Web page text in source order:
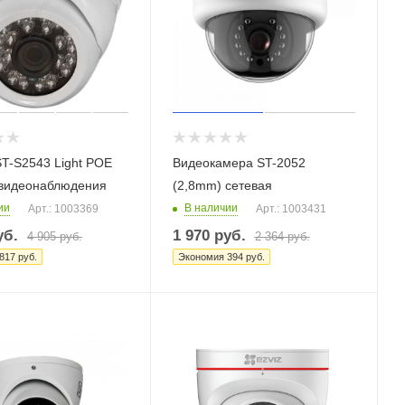
S2543 Light POE
Арт.: 1003369
4 905руб.
817 руб.
Видеокамера ST-2052
(2,8mm) сетевая
В наличии Арт.: 1003431
1 970руб. 2 364руб.
Экономия 394руб.